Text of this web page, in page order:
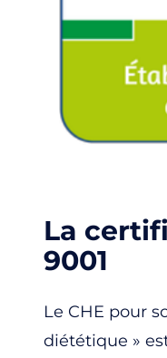
La
9001
Le CHE pour
diététique »